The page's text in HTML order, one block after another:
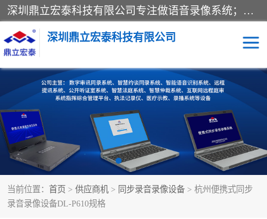
深圳鼎立宏泰科技有限公司专注做语音录像系统；主要服务有：约谈室同步录音录像系统、设计数字询问同步录音录像、数字约谈室同步录音录像、公开听证室、智慧庭审、智能语音识别转写、远程提讯（提审）、记录仪、远程指挥综合管理平台、录播系统等
深圳鼎立宏泰科技有限公司
当前位置： 首页 > 供应商机 > 同步录音录像设备 > 杭州便携式同步
录音录像设备DL-P610规格
同步录音录像设备 便携式审讯设备
数字法庭 听证室
远程提讯 语音识别